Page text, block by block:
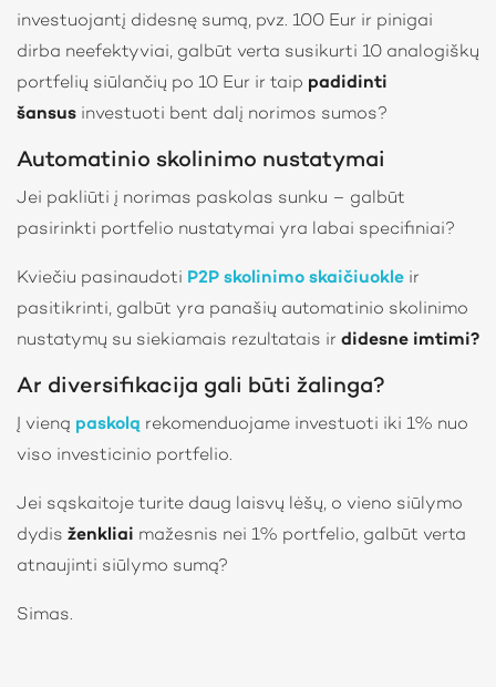
investuojantį didesnę sumą, pvz. 100 Eur ir pinigai
dirba neefektyviai, galbūt verta susikurti 10 analogiškų
portfelių siūlančių po 10 Eur ir taip padidinti
šansus investuoti bent dalį norimos sumos?
Automatinio skolinimo nustatymai
Jei pakliūti į norimas paskolas sunku – galbūt
pasirinkti portfelio nustatymai yra labai specifiniai?
Kviečiu pasinaudoti P2P skolinimo skaičiuokle ir
pasitikrinti, galbūt yra panašių automatinio skolinimo
nustatymų su siekiamais rezultatais ir didesne imtimi?
Ar diversifikacija gali būti žalinga?
Į vieną paskolą rekomenduojame investuoti iki 1% nuo
viso investicinio portfelio.
Jei sąskaitoje turite daug laisvų lėšų, o vieno siūlymo
dydis ženkliai mažesnis nei 1% portfelio, galbūt verta
atnaujinti siūlymo sumą?
Simas.